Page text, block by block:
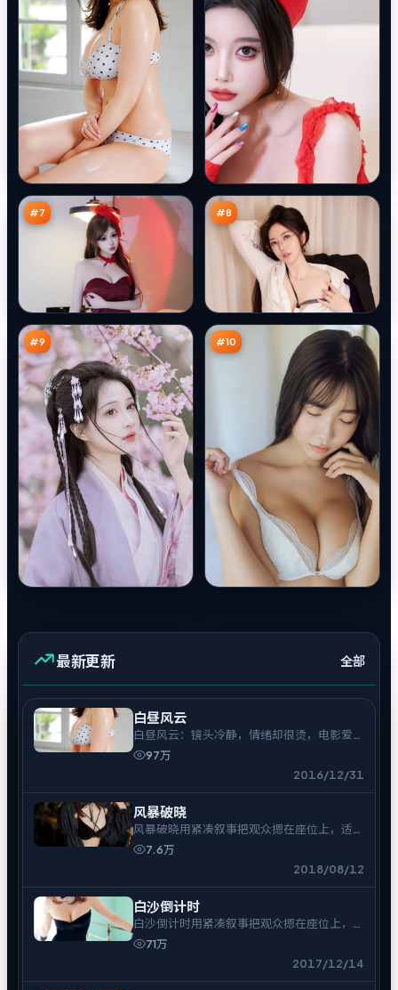
#7
绝
路
书
97
万
#8
边
境
回
声万
#9
路
书
万
#10
头万
最新更新 全部
白昼风云
白昼风云：镜头冷静，情绪却很烫，电影爱好
者可入。
97万
2016/12/31
风暴破晓
风暴破晓用紧凑叙事把观众摁在座位上，适合
一口气追完。
7.6万
2018/08/12
白沙倒计时
白沙倒计时用紧凑叙事把观众摁在座位上，适
合一口气追完。
71万
2017/12/14